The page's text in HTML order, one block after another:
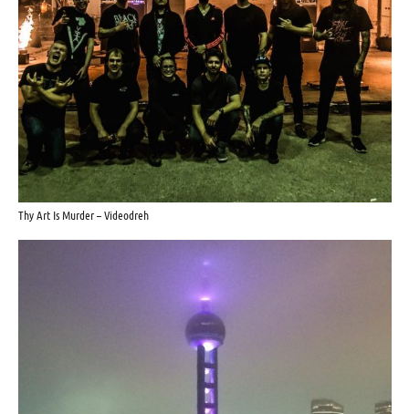
Thy Art Is Murder – Videodreh